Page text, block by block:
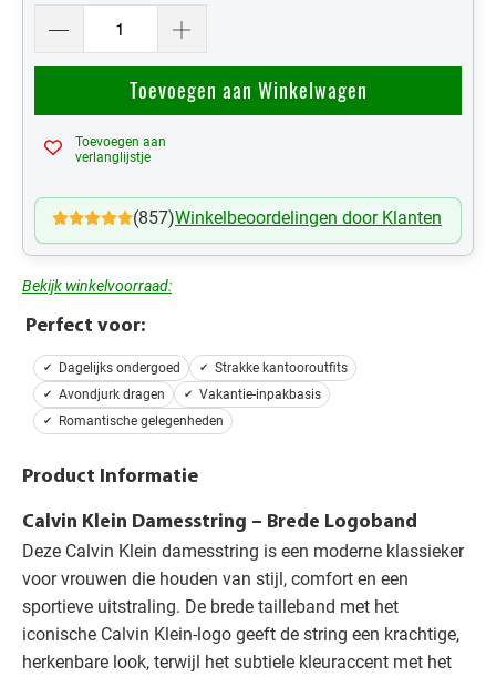
Toevoegen aan Winkelwagen
Toevoegen aan
verlanglijstje
(857)Winkelbeoordelingen door Klanten
Bekijk winkelvoorraad:
Perfect voor:
Dagelijks ondergoed
Strakke kantooroutfits
Avondjurk dragen
Vakantie-inpakbasis
Romantische gelegenheden
Product Informatie
Calvin Klein Damesstring – Brede Logoband
Deze Calvin Klein damesstring is een moderne klassieker
voor vrouwen die houden van stijl, comfort en een
sportieve uitstraling. De brede tailleband met het
iconische Calvin Klein-logo geeft de string een krachtige,
herkenbare look, terwijl het subtiele kleuraccent met het